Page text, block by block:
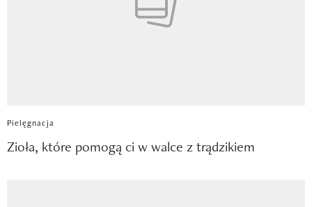
Pielęgnacja
Zioła, które pomogą ci w walce z trądzikiem